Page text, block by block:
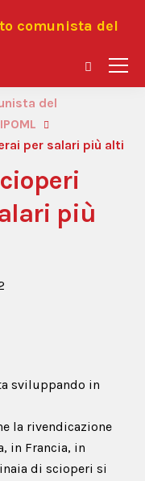
del
per salari più alti
più
sviluppando in
la rivendicazione
in Francia, in
di scioperi si